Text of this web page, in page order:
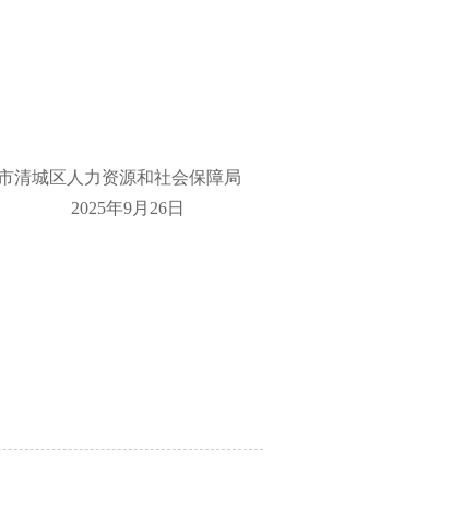
清城区人力资源和社会保障局
2025年9月26日